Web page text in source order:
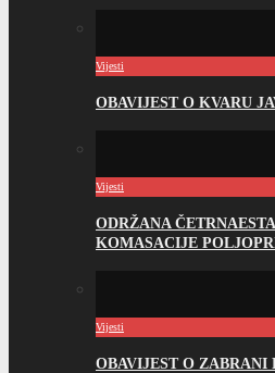
Vijesti
OBAVIJEST O KVARU
Vijesti
ODRŽANA
KOMASACIJE
Vijesti
OBAVIJEST O ZABRANI